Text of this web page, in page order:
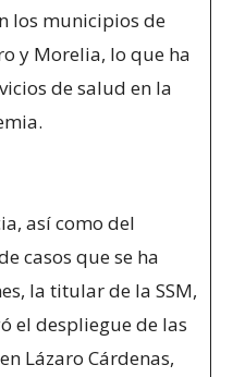
los municipios de
y Morelia, lo que ha
de salud en la
así como del
casos que se ha
la titular de la SSM,
el despliegue de las
Lázaro Cárdenas,